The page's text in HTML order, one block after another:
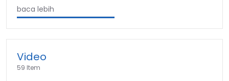
baca lebih
Video
59 Item